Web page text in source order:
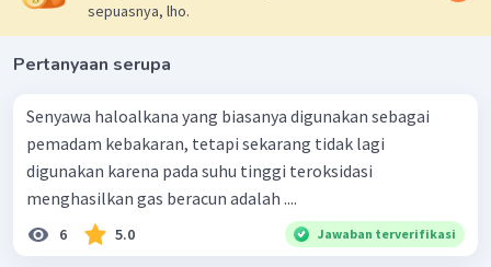
sepuasnya, lho.
Pertanyaan serupa
Senyawa haloalkana yang biasanya digunakan sebagai
pemadam kebakaran, tetapi sekarang tidak lagi
digunakan karena pada suhu tinggi teroksidasi
menghasilkan gas beracun adalah ....
6 5.0 Jawaban terverifikasi